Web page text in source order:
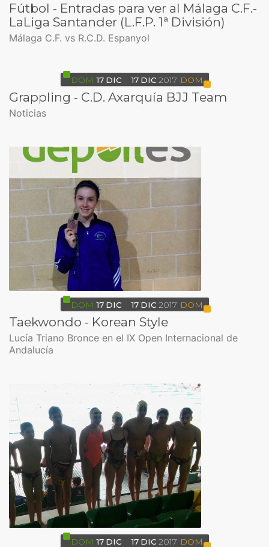
Fútbol - Entradas para ver al Málaga C.F.-
LaLiga Santander (L.F.P. 1ª División)
Málaga C.F. vs R.C.D. Espanyol
DOM 17 DIC 17 DIC 2017 DOM
Grappling - C.D. Axarquía BJJ Team
Noticias
DOM 17 DIC 17 DIC 2017 DOM
Taekwondo - Korean Style
Lucía Triano Bronce en el IX Open Internacional de
Andalucía
DOM 17 DIC 17 DIC 2017 DOM